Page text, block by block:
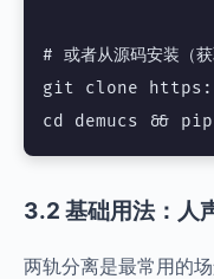
# 或者从源码安装（获
git clone
3.2 基础用法：人
两轨分离是最常用的